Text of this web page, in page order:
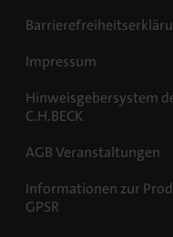
Impressum
Hinweisgebersystem
C.H.BECK
AGB Veranstaltungen
Informationen zur
GPSR